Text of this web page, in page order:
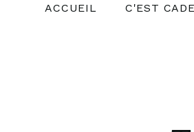
ACCUEIL C'EST